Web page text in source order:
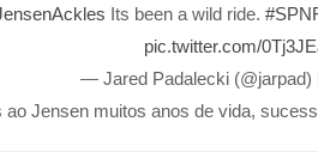
Its been a wild ride.
pic.twitter.com/
— Jared Padalecki (@jarpad)
Jensen muitos anos de vida,